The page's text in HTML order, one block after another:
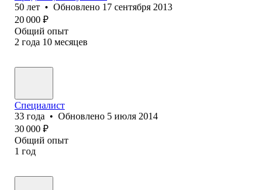
50 лет • Обновлено 17 сентября 2013
20 000 ₽
Общий опыт
2 года 10 месяцев
Специалист
33 года • Обновлено 5 июля 2014
30 000 ₽
Общий опыт
1 год